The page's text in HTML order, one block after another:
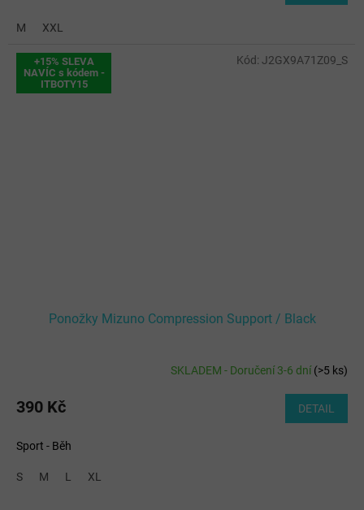
M XXL
+15% SLEVA
NAVÍC s kódem -
ITBOTY15
Ponožky Mizuno Compression Support / Black
SKLADEM - Doručení 3-6 dní(>5 ks)
390 Kč DETAIL
Sport - Běh
S M L XL
Kód: J2GX9A71Z09_S